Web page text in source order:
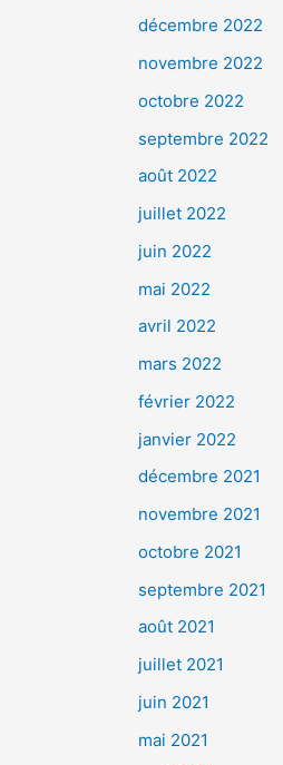
décembre 2022
novembre 2022
octobre 2022
septembre 2022
août 2022
juillet 2022
juin 2022
mai 2022
avril 2022
mars 2022
février 2022
janvier 2022
décembre 2021
novembre 2021
octobre 2021
septembre 2021
août 2021
juillet 2021
juin 2021
mai 2021